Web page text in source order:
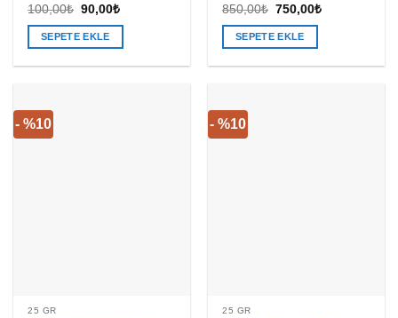
5 üzerinden
5oy aldı
100,00₺ Orijinal
100,00₺.
90,00₺Şu
SEPETE EKLE
5 üzerinden
5oy aldı
850,00₺ Orijinal
850,00₺.
750,00₺Şu
SEPETE EKLE
- %10
25 GR
- %10
25 GR